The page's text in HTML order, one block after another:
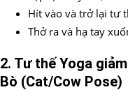
Hít vào và trở lại tư
Thở ra và hạ tay
2. Tư thế Yoga
Bò (Cat/Cow Pose)